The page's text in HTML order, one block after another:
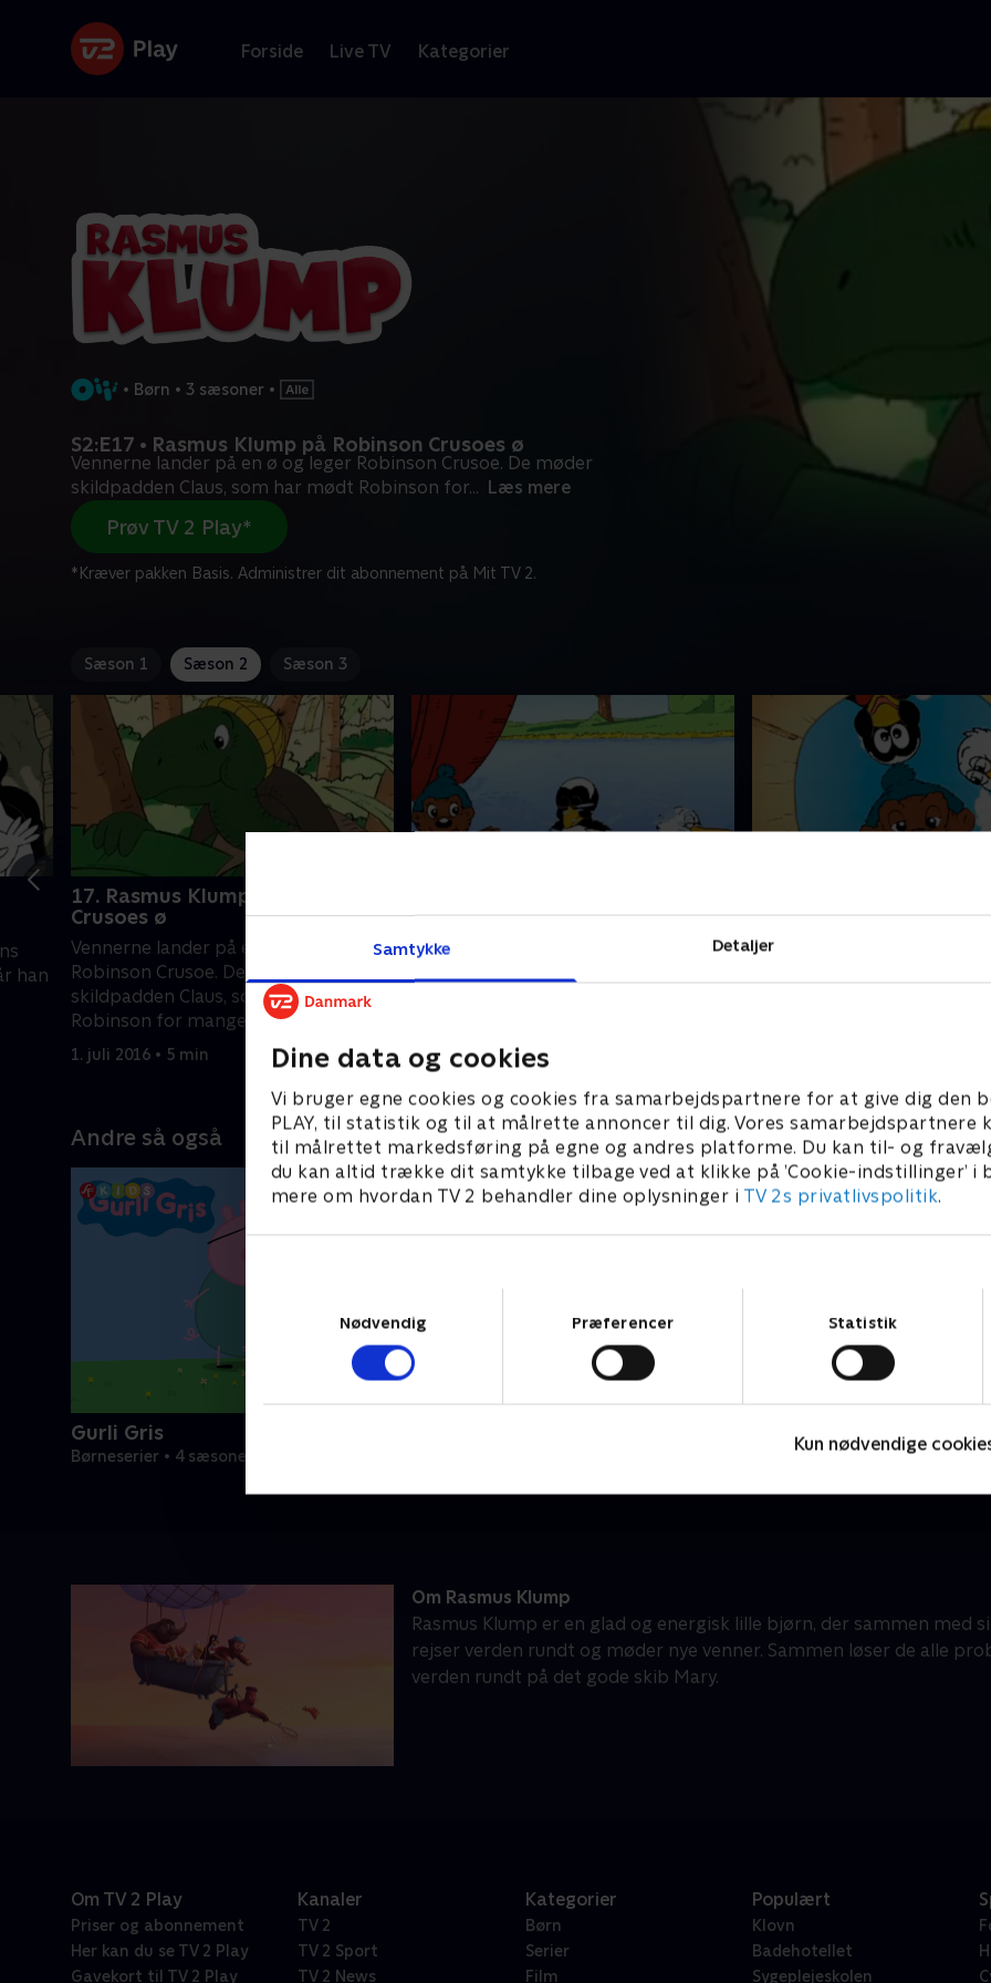
Samtykke Detaljer
Dine data og cookies
Vi bruger egne cookies og cookies fra samarbejdspartnere for at give dig den
PLAY, til statistik og til at målrette annoncer til dig. Vores samarbejdspartnere
til målrettet markedsføring på egne og andres platforme. Du kan til- og
du kan altid trække dit samtykke tilbage ved at klikke på ’Cookie-indstillinger’ i
mere om hvordan TV 2 behandler dine oplysninger i TV 2s privatlivspolitik.
Nødvendig
Præferencer Statistik
Kun nødvendige
Forside Live TV Kategorier
• Børn • 3 sæsoner •
S2:E17 • Rasmus Klump på Robinson Crusoes ø
Vennerne lander på en ø og leger Robinson Crusoe. De møder
skildpadden Claus, som har mødt Robinson for... Læs mere
Prøv TV 2 Play*
*Kræver pakken Basis. Administrer dit abonnement på Mit TV 2.
Sæson 1 Sæson 2 Sæson 3
han
17. Rasmus Klump på Robinson
Crusoes ø
Vennerne lander på en ø og leger
Robinson Crusoe. De møder
skildpadden Claus, som har mødt
Robinson for mange år siden.
1. juli 2016 • 5 min
svømmetur
Rosa lærer skildpadderne at svømme.
1. juli 2016 • 5 min
tønden er et brev. De sejler
Andre så også
Gurli Gris
Børneserier • 4 sæsoner
Om Rasmus Klump
Rasmus Klump er en glad og energisk lille bjørn, der sammen med
rejser verden rundt og møder nye venner. Sammen løser de alle
verden rundt på det gode skib Mary.
Om TV 2 Play
Priser og abonnement
Her kan du se TV 2 Play
Gavekort til TV 2 Play
Kanaler
TV 2
TV 2 Sport
TV 2 News
Kategorier
Børn
Serier
Film
Populært
Klovn
Badehotellet
Sygeplejeskolen